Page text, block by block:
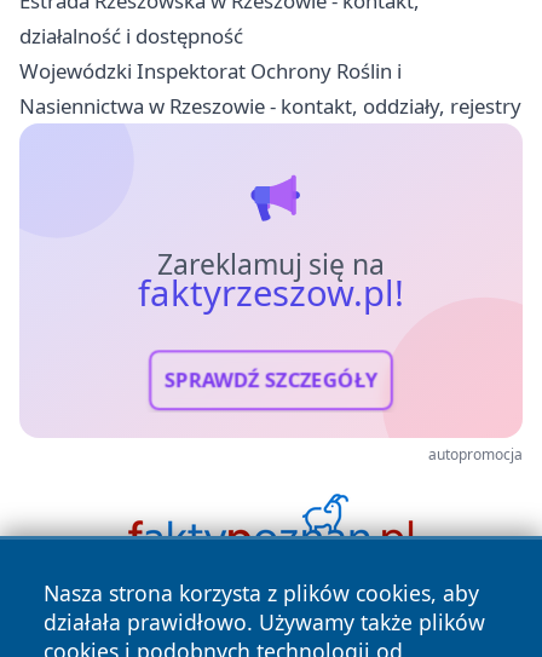
działalność i dostępność
Wojewódzki Inspektorat Ochrony Roślin i
Nasiennictwa w Rzeszowie - kontakt, oddziały, rejestry
Zareklamuj się na
faktyrzeszow.pl!
SPRAWDŹ SZCZEGÓŁY
autopromocja
Nasza strona korzysta z plików cookies, aby
działała prawidłowo. Używamy także plików
cookies i podobnych technologii od